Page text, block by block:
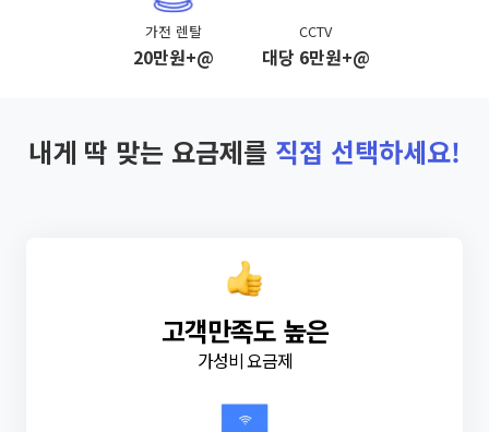
가전 렌탈
20만원+@
CCTV
대당 6만원+@
내게 딱 맞는 요금제를 직접 선택하세요!
고객만족도 높은
가성비 요금제